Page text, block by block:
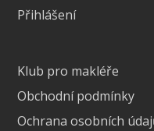
Přihlášení
Klub pro makléře
Obchodní podmínky
Ochrana osobních